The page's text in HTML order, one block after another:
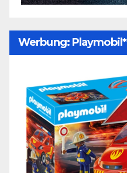
Werbung: Playmobil*